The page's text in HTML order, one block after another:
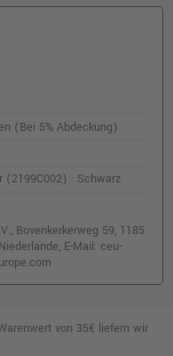
(Bei 5% Abdeckung)
(2199C002) · Schwarz
Bovenkerkerweg 59, 1185
E-Mail: ceu-
von 35€ liefern wir